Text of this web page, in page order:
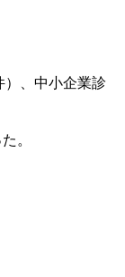
、中小企業診
。